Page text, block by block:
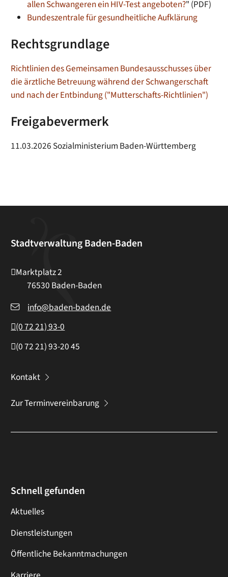
allen Schwangeren ein HIV-Test angeboten?" (PDF)
Bundeszentrale für gesundheitliche Aufklärung
Rechtsgrundlage
Richtlinien des Gemeinsamen Bundesausschusses über
die ärztliche Betreuung während der Schwangerschaft
und nach der Entbindung ("Mutterschafts-Richtlinien")
Freigabevermerk
11.03.2026 Sozialministerium Baden-Württemberg
Stadtverwaltung Baden-Baden
Marktplatz 2
76530 Baden-Baden
info@baden-baden.de
(07221) 93-0
(07221) 93-2045
Kontakt
Zur Terminvereinbarung
Schnell gefunden
Aktuelles
Dienstleistungen
Öffentliche Bekanntmachungen